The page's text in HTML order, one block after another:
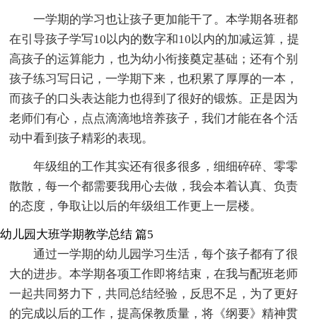
一学期的学习也让孩子更加能干了。本学期各班都
在引导孩子学写10以内的数字和10以内的加减运算，提
高孩子的运算能力，也为幼小衔接奠定基础；还有个别
孩子练习写日记，一学期下来，也积累了厚厚的一本，
而孩子的口头表达能力也得到了很好的锻炼。正是因为
老师们有心，点点滴滴地培养孩子，我们才能在各个活
动中看到孩子精彩的表现。
年级组的工作其实还有很多很多，细细碎碎、零零
散散，每一个都需要我用心去做，我会本着认真、负责
的态度，争取让以后的年级组工作更上一层楼。
幼儿园大班学期教学总结 篇5
通过一学期的幼儿园学习生活，每个孩子都有了很
大的进步。本学期各项工作即将结束，在我与配班老师
一起共同努力下，共同总结经验，反思不足，为了更好
的完成以后的工作，提高保教质量，将《纲要》精神贯